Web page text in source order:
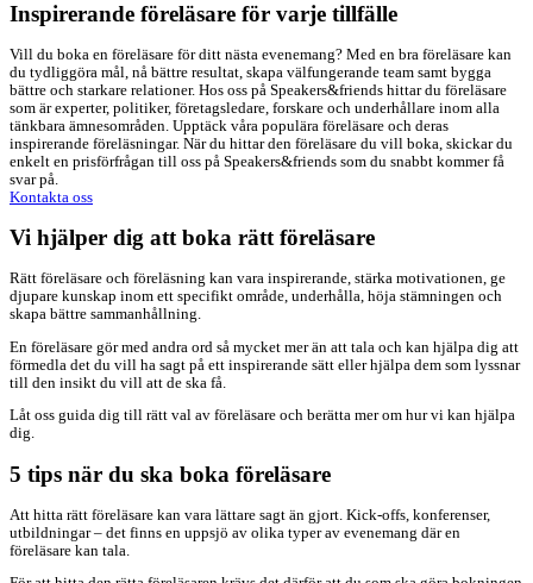
Inspirerande föreläsare för varje tillfälle
Vill du boka en föreläsare för ditt nästa evenemang? Med en bra föreläsare kan
du tydliggöra mål, nå bättre resultat, skapa välfungerande team samt bygga
bättre och starkare relationer. Hos oss på Speakers&friends hittar du föreläsare
som är experter, politiker, företagsledare, forskare och underhållare inom alla
tänkbara ämnesområden. Upptäck våra populära föreläsare och deras
inspirerande föreläsningar. När du hittar den föreläsare du vill boka, skickar du
enkelt en prisförfrågan till oss på Speakers&friends som du snabbt kommer få
svar på.
Kontakta oss
Vi hjälper dig att boka rätt föreläsare
Rätt föreläsare och föreläsning kan vara inspirerande, stärka motivationen, ge
djupare kunskap inom ett specifikt område, underhålla, höja stämningen och
skapa bättre sammanhållning.
En föreläsare gör med andra ord så mycket mer än att tala och kan hjälpa dig att
förmedla det du vill ha sagt på ett inspirerande sätt eller hjälpa dem som lyssnar
till den insikt du vill att de ska få.
Låt oss guida dig till rätt val av föreläsare och berätta mer om hur vi kan hjälpa
dig.
5 tips när du ska boka föreläsare
Att hitta rätt föreläsare kan vara lättare sagt än gjort. Kick-offs, konferenser,
utbildningar – det finns en uppsjö av olika typer av evenemang där en
föreläsare kan tala.